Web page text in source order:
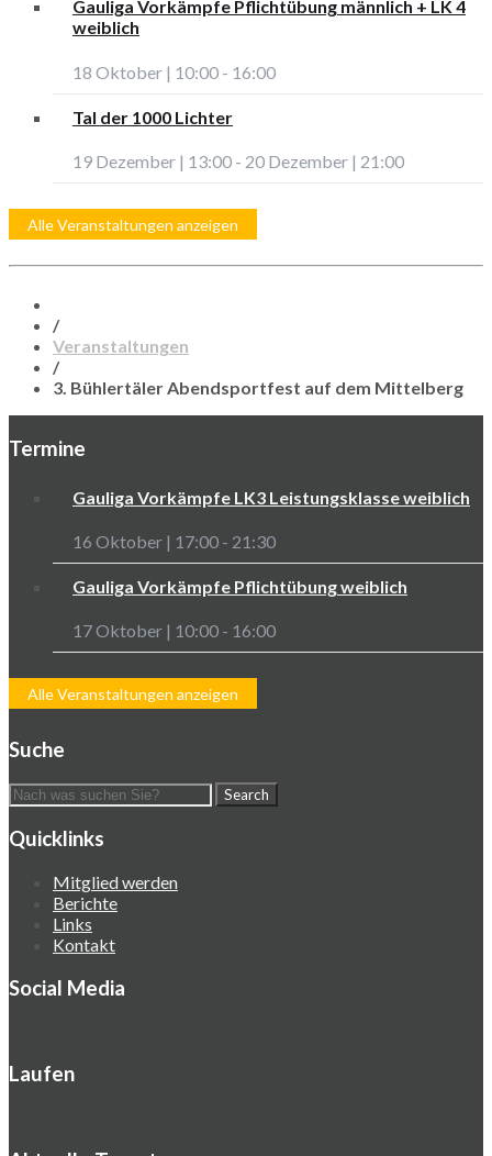
Gauliga Vorkämpfe Pflichtübung männlich + LK 4
weiblich
18 Oktober | 10:00 - 16:00
Tal der 1000 Lichter
19 Dezember | 13:00 - 20 Dezember | 21:00
Alle Veranstaltungen anzeigen
/
Veranstaltungen
/
3. Bühlertäler Abendsportfest auf dem Mittelberg
Termine
Gauliga Vorkämpfe LK3 Leistungsklasse weiblich
16 Oktober | 17:00 - 21:30
Gauliga Vorkämpfe Pflichtübung weiblich
17 Oktober | 10:00 - 16:00
Alle Veranstaltungen anzeigen
Suche
Quicklinks
Mitglied werden
Berichte
Links
Kontakt
Social Media
Laufen